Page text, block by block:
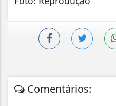
Comentários: